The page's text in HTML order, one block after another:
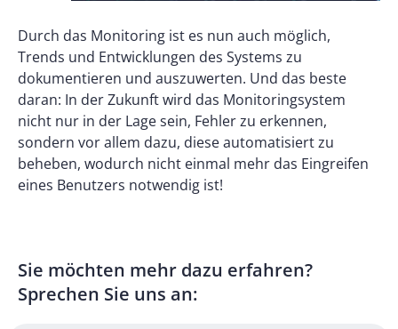
Durch das Monitoring ist es nun auch möglich,
Trends und Entwicklungen des Systems zu
dokumentieren und auszuwerten. Und das beste
daran: In der Zukunft wird das Monitoringsystem
nicht nur in der Lage sein, Fehler zu erkennen,
sondern vor allem dazu, diese automatisiert zu
beheben, wodurch nicht einmal mehr das Eingreifen
eines Benutzers notwendig ist!
Sie möchten mehr dazu erfahren?
Sprechen Sie uns an: